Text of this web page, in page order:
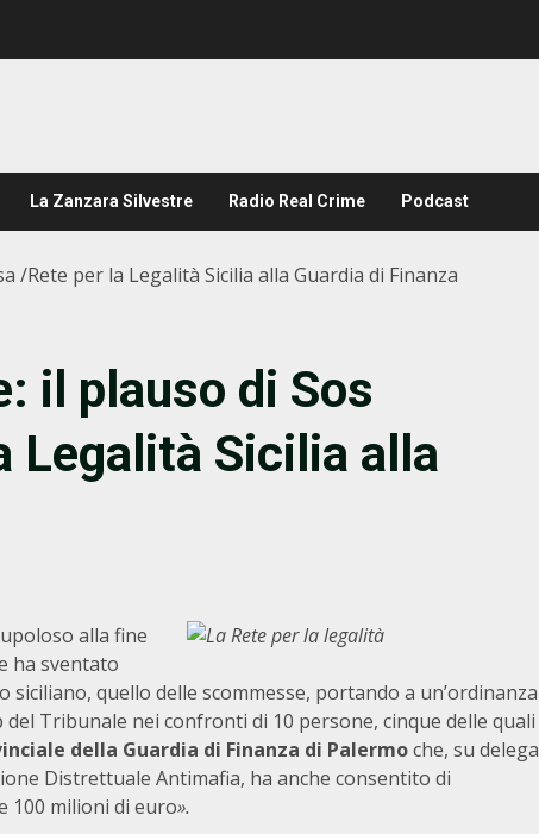
La Zanzara Silvestre Radio Real Crime Podcast
/Rete per la Legalità Sicilia alla Guardia di Finanza
il plauso di Sos
Legalità Sicilia alla
alla fine
ha sventato
quello delle scommesse, portando a un’ordinanza
Tribunale nei confronti di 10 persone, cinque delle quali
della Guardia di Finanza di Palermoche, su delega
Distrettuale Antimafia, ha anche consentito di
100 milioni di euro».